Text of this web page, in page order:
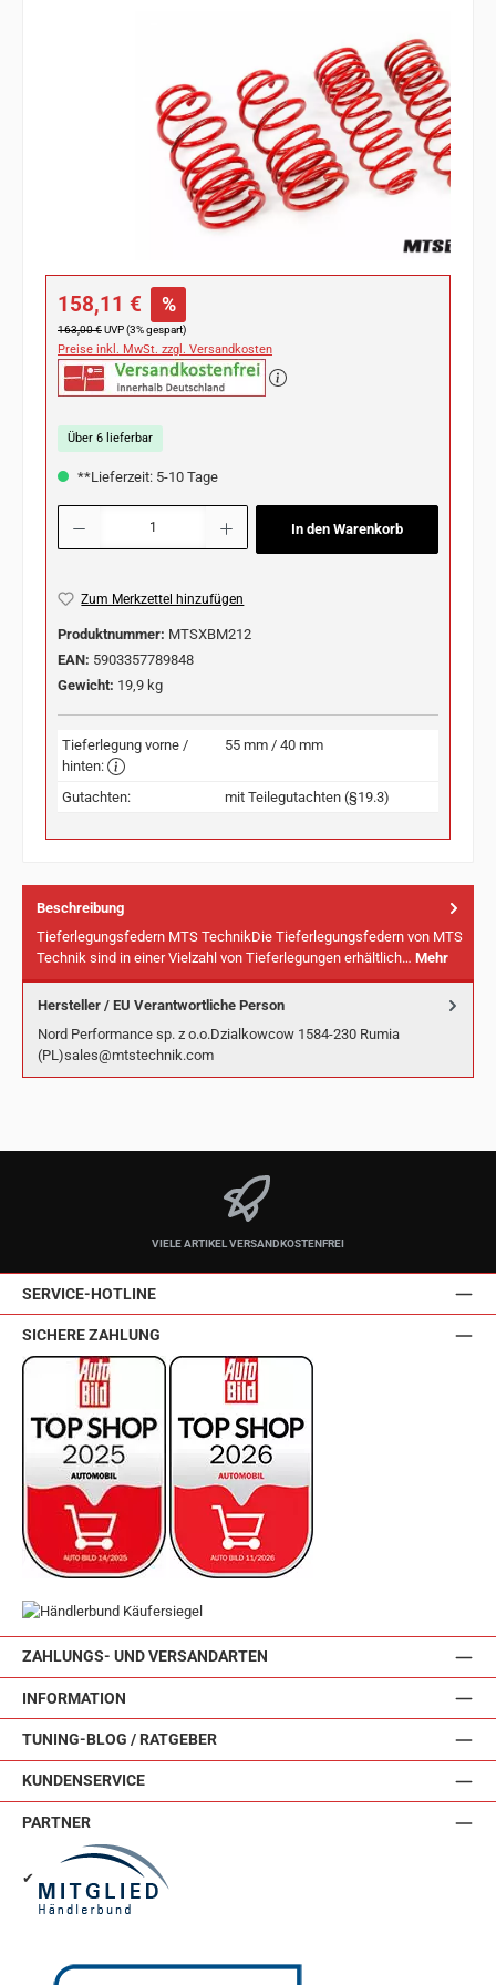
Verkaufspreis:
158,11 € %
Regulärer Preis:
163,00 €UVP (3% gespart)
Preise inkl. MwSt. zzgl. Versandkosten
Über 6 lieferbar
**Lieferzeit: 5-10 Tage
Produkt Anzahl: Gib den gewünschten Wert ein oder benutze die Schaltflächen
In den Warenkorb
Zum Merkzettel hinzufügen
Produktnummer: MTSXBM212
EAN: 5903357789848
Gewicht: 19,9 kg
Tieferlegung vorne /
hinten:
55 mm / 40 mm
Gutachten: mit Teilegutachten (§19.3)
Beschreibung
Tieferlegungsfedern MTS TechnikDie Tieferlegungsfedern von MTS
Technik sind in einer Vielzahl von Tieferlegungen erhältlich… Mehr
Hersteller / EU Verantwortliche Person
Nord Performance sp. z o.o.Dzialkowcow 1584-230 Rumia
(PL)sales@mtstechnik.com
VIELE ARTIKEL VERSANDKOSTENFREI
SERVICE-HOTLINE
ZAHLUNGS- UND VERSANDARTEN
INFORMATION
TUNING-BLOG / RATGEBER
KUNDENSERVICE
SICHERE ZAHLUNG
PARTNER
✔